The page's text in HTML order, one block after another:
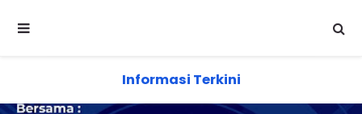
Informasi Terkini